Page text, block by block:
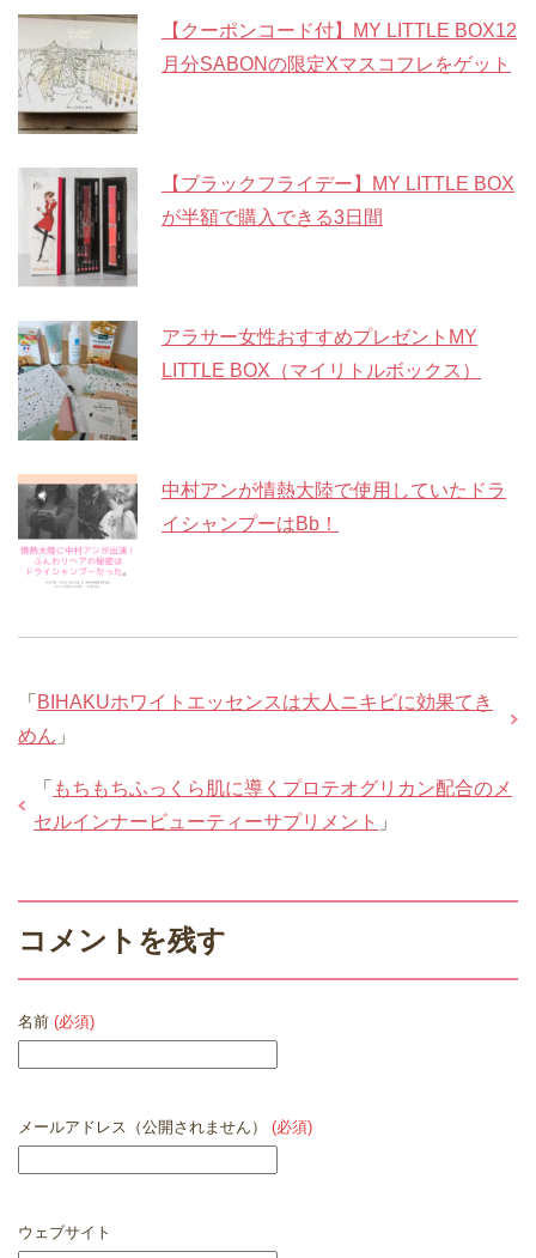
【クーポンコード付】MY LITTLE BOX12
月分SABONの限定Xマスコフレをゲット
【ブラックフライデー】MY LITTLE BOX
が半額で購入できる3日間
アラサー女性おすすめプレゼントMY
LITTLE BOX（マイリトルボックス）
中村アンが情熱大陸で使用していたドラ
イシャンプーはBb！
「 BIHAKUホワイトエッセンスは大人ニキビに効果てき
めん 」
「 もちもちふっくら肌に導くプロテオグリカン配合のメ
セルインナービューティーサプリメント 」
コメントを残す
名前 (必須)
メールアドレス（公開されません） (必須)
ウェブサイト